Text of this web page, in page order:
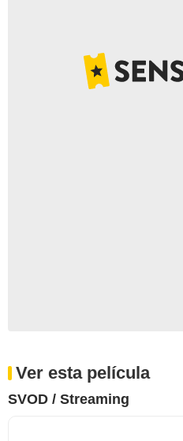
Ver esta película
SVOD / Streaming